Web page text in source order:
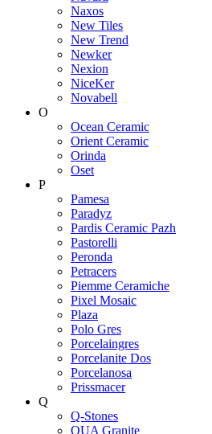
Naxos
New Tiles
New Trend
Newker
Nexion
NiceKer
Novabell
O
Ocean Ceramic
Orient Ceramic
Orinda
Oset
P
Pamesa
Paradyz
Pardis Ceramic Pazh
Pastorelli
Peronda
Petracers
Piemme Ceramiche
Pixel Mosaic
Plaza
Polo Gres
Porcelaingres
Porcelanite Dos
Porcelanosa
Prissmacer
Q
Q-Stones
QUA Granite